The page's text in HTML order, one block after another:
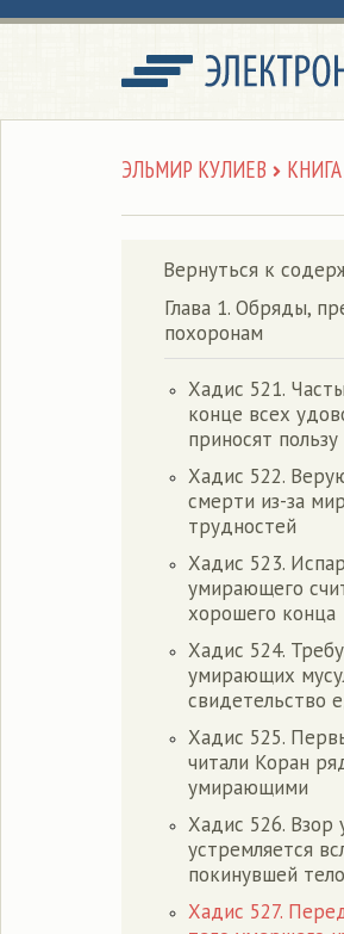
ЭЛЬМИР КУЛИЕВ
Вернуться к
Глава 1. Обряды,
похоронам
Хадис 521.
конце всех
приносят
Хадис 522.
смерти из-за
трудностей
Хадис 523.
умирающего
хорошего конца
Хадис 524.
умирающих
свидетельство
Хадис 525.
читали Коран
умирающими
Хадис 526. Взор
устремляется
покинувшей тело
Хадис 527.